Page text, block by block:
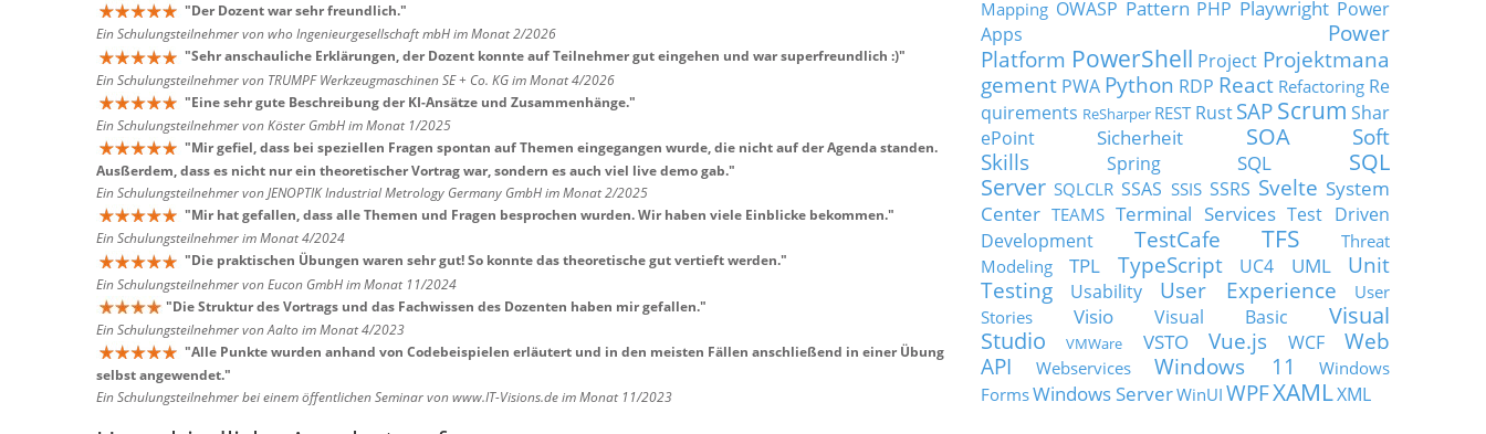
"Der Dozent war sehr freundlich."
Ein Schulungsteilnehmer von who Ingenieurgesellschaft mbH im Monat 2/2026
"Sehr anschauliche Erklärungen, der Dozent konnte auf Teilnehmer gut eingehen und war superfreundlich :)"
Ein Schulungsteilnehmer von TRUMPF Werkzeugmaschinen SE + Co. KG im Monat 4/2026
"Eine sehr gute Beschreibung der KI-Ansätze und Zusammenhänge."
Ein Schulungsteilnehmer von Köster GmbH im Monat 1/2025
"Mir gefiel, dass bei speziellen Fragen spontan auf Themen eingegangen wurde, die nicht auf der Agenda standen.
Ausßerdem, dass es nicht nur ein theoretischer Vortrag war, sondern es auch viel live demo gab."
Ein Schulungsteilnehmer von JENOPTIK Industrial Metrology Germany GmbH im Monat 2/2025
"Mir hat gefallen, dass alle Themen und Fragen besprochen wurden. Wir haben viele Einblicke bekommen."
Ein Schulungsteilnehmer im Monat 4/2024
"Die praktischen Übungen waren sehr gut! So konnte das theoretische gut vertieft werden."
Ein Schulungsteilnehmer von Eucon GmbH im Monat 11/2024
"Die Struktur des Vortrags und das Fachwissen des Dozenten haben mir gefallen."
Ein Schulungsteilnehmer von Aalto im Monat 4/2023
"Alle Punkte wurden anhand von Codebeispielen erläutert und in den meisten Fällen anschließend in einer Übung
selbst angewendet."
Ein Schulungsteilnehmer bei einem öffentlichen Seminar von www.IT-Visions.de im Monat 11/2023
Mapping OWASP Pattern PHP Playwright Power
Apps
Power
Platform PowerShell Project Projektmana
gement PWA Python RDP React Refactoring Re
quirements ReSharper REST Rust SAP Scrum Shar
ePoint
Sicherheit SOA
Soft
Skills
Spring SQL
SQL
Server SQLCLR SSAS SSIS SSRS Svelte System
Center TEAMS Terminal Services Test Driven
Development
TestCafe TFS
Threat
Modeling
TPL TypeScript UC4 UML
Unit
Testing
Usability User Experience
User
Stories
Visio Visual Basic
Visual
Studio
VMWare VSTO Vue.js WCF
Web
API
Webservices Windows 11
Windows
FormsWindows ServerWinUI WPFXAMLXML